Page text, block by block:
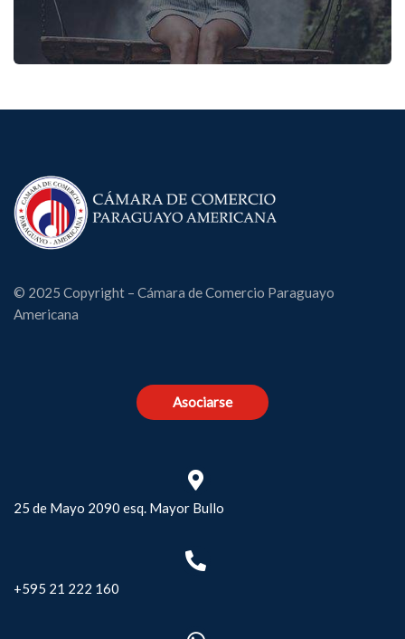
© 2025 Copyright – Cámara de Comercio Paraguayo
Americana
Asociarse
25 de Mayo 2090 esq. Mayor Bullo
+595 21 222 160